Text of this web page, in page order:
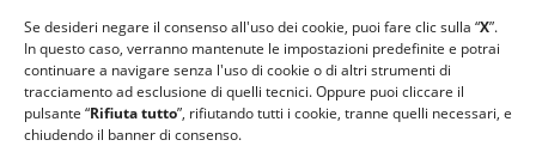
Se desideri negare il consenso all'uso dei cookie, puoi fare clic sulla “X”.
In questo caso, verranno mantenute le impostazioni predefinite e potrai
continuare a navigare senza l'uso di cookie o di altri strumenti di
tracciamento ad esclusione di quelli tecnici. Oppure puoi cliccare il
pulsante “Rifiuta tutto”, rifiutando tutti i cookie, tranne quelli necessari, e
chiudendo il banner di consenso.
#ilcaloredellempatia